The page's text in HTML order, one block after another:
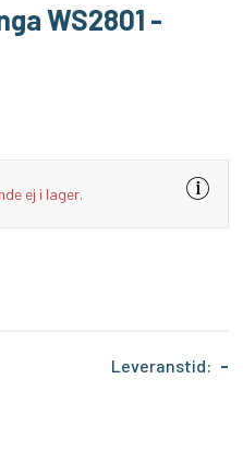
WS2801 -
ej i lager.
Leveranstid: -